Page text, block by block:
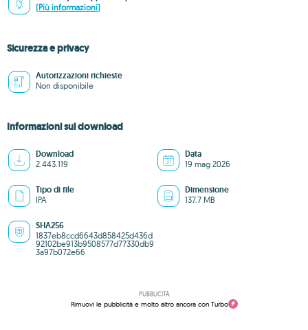
(Più informazioni)
Sicurezza e privacy
Autorizzazioni richieste
Non disponibile
Informazioni sul download
Download
2.443.119
Data
19 mag 2026
Tipo di file
IPA
Dimensione
137.7 MB
SHA256
1837eb8ccd6643d858425d436d
92102be913b9508577d77330db9
3a97b072e66
PUBBLICITÀ
Rimuovi le pubblicità e molto altro ancora con Turbo